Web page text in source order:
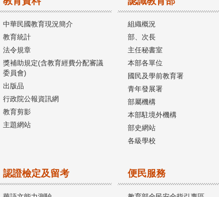
中華民國教育現況簡介
教育統計
法令規章
獎補助規定(含教育經費分配審議
委員會)
出版品
行政院公報資訊網
教育剪影
主題網站
組織概況
部、次長
主任秘書室
本部各單位
國民及學前教育署
青年發展署
部屬機構
本部駐境外機構
部史網站
各級學校
認證檢定及留考 便民服務